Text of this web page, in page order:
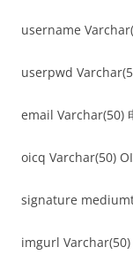
username
userpwd
email Varchar(50)
oicq Varchar(50)
signature
imgurl Varchar(50)